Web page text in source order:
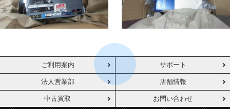
ご利用案内 サポート
法人営業部 店舗情報
中古買取 お問い合わせ